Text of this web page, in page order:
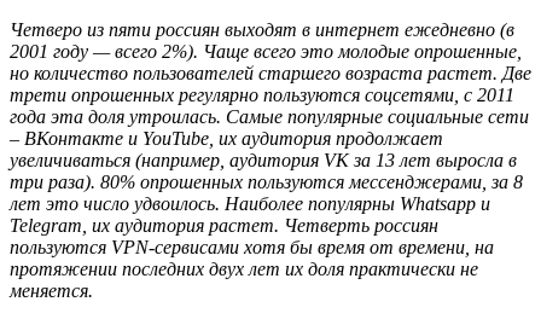
Четверо из пяти россиян выходят в интернет ежедневно (в
2001 году — всего 2%). Чаще всего это молодые опрошенные,
но количество пользователей старшего возраста растет. Две
трети опрошенных регулярно пользуются соцсетями, с 2011
года эта доля утроилась. Самые популярные социальные сети
– ВКонтакте и YouTube, их аудитория продолжает
увеличиваться (например, аудитория VK за 13 лет выросла в
три раза). 80% опрошенных пользуются мессенджерами, за 8
лет это число удвоилось. Наиболее популярны Whatsapp и
Telegram, их аудитория растет. Четверть россиян
пользуются VPN-сервисами хотя бы время от времени, на
протяжении последних двух лет их доля практически не
меняется.